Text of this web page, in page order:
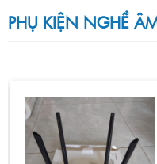
PHỤ KIỆN NGHỀ